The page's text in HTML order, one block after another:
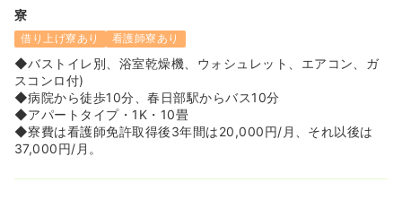
寮
借り上げ寮あり 看護師寮あり
◆バストイレ別、浴室乾燥機、ウォシュレット、エアコン、ガ
スコンロ付)
◆病院から徒歩10分、春日部駅からバス10分
◆アパートタイプ・1K・10畳
◆寮費は看護師免許取得後3年間は20,000円/月、それ以後は
37,000円/月。